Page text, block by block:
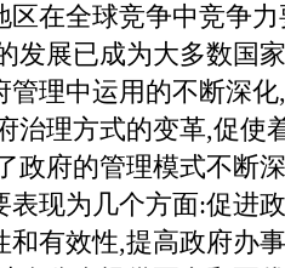
区在全球竞争中竞争
发展已成为大多数国
管理中运用的不断深
治理方式的变革,促使
政府的管理模式不断
表现为几个方面:促进
和有效性,提高政府办